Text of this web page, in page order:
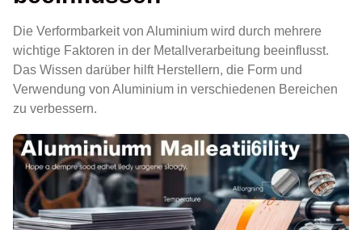
Die Verformbarkeit von Aluminium wird durch mehrere
wichtige Faktoren in der Metallverarbeitung beeinflusst.
Das Wissen darüber hilft Herstellern, die Form und
Verwendung von Aluminium in verschiedenen Bereichen
zu verbessern.